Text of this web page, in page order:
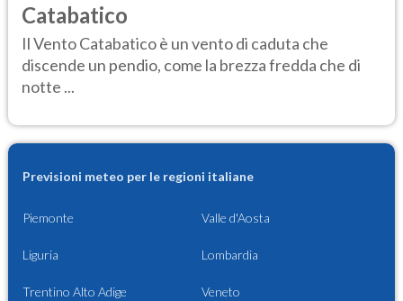
Catabatico
Il Vento Catabatico è un vento di caduta che
discende un pendio, come la brezza fredda che di
notte ...
Previsioni meteo per le regioni italiane
Piemonte Valle d'Aosta
Liguria Lombardia
Trentino Alto Adige Veneto